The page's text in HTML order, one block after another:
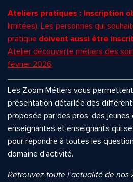
Ateliers pratiques : Inscription
limitées). Les personnes qui
pratique doivent aussi être
Atelier découverte métiers des
février 2026
Les Zoom Métiers vous permettent
présentation détaillée des
proposée par des pros, des
enseignantes et enseignants qui
pour répondre à toutes les
domaine d’activité.
Retrouvez toute l’actualité de nos